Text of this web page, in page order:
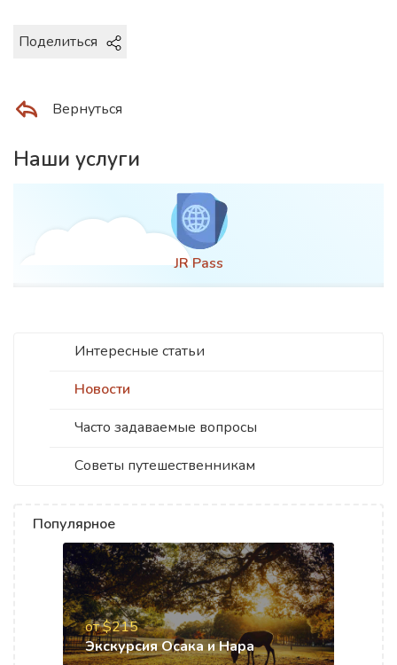
Интересные статьи
Новости
Часто задаваемые вопросы
Советы путешественникам
Популярное
от $215
Экскурсия Осака и Нара
Поделиться
Вернуться
Наши услуги
JR Pass